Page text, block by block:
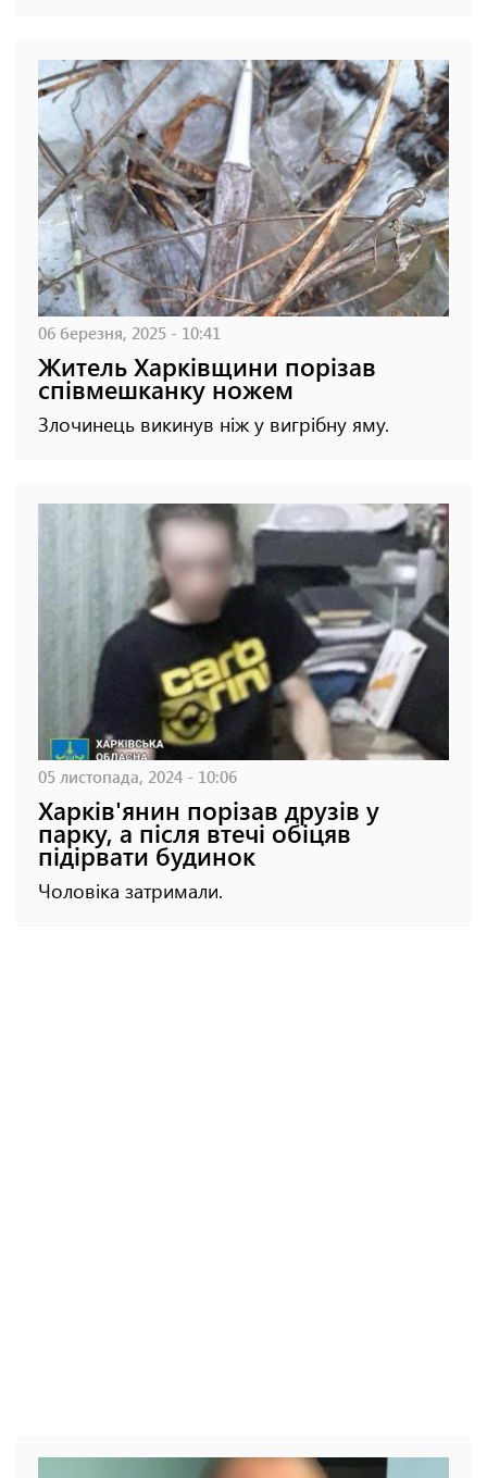
06 березня, 2025 - 10:41
Житель Харківщини порізав
співмешканку ножем
Злочинець викинув ніж у вигрібну яму.
05 листопада, 2024 - 10:06
Харків'янин порізав друзів у
парку, а після втечі обіцяв
підірвати будинок
Чоловіка затримали.